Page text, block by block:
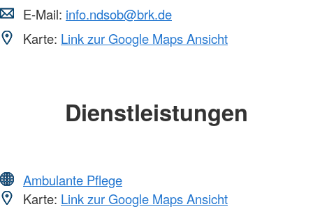
E-Mail: info.ndsob@brk.de
Karte: Link zur Google Maps Ansicht
Dienstleistungen
Ambulante Pflege
Karte: Link zur Google Maps Ansicht